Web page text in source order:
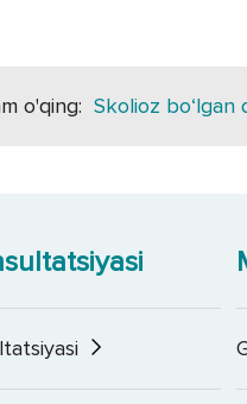
o'qing: Skolioz bo‘lgan